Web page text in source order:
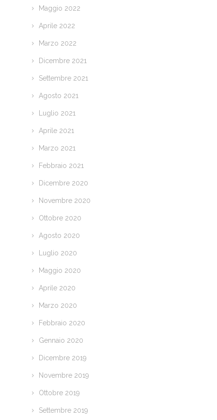
Maggio 2022
Aprile 2022
Marzo 2022
Dicembre 2021
Settembre 2021
Agosto 2021
Luglio 2021
Aprile 2021
Marzo 2021
Febbraio 2021
Dicembre 2020
Novembre 2020
Ottobre 2020
Agosto 2020
Luglio 2020
Maggio 2020
Aprile 2020
Marzo 2020
Febbraio 2020
Gennaio 2020
Dicembre 2019
Novembre 2019
Ottobre 2019
Settembre 2019